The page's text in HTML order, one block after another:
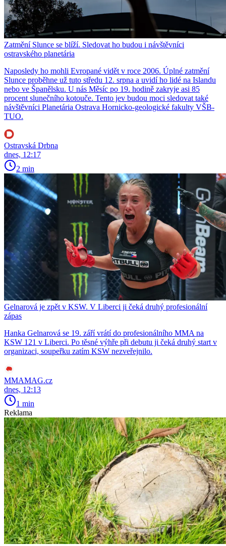
Zatmění Slunce se blíží. Sledovat ho budou i návštěvníci
ostravského planetária
Naposledy ho mohli Evropané vidět v roce 2006. Úplné zatmění
Slunce proběhne už tuto středu 12. srpna a uvidí ho lidé na Islandu
nebo ve Španělsku. U nás Měsíc po 19. hodině zakryje asi 85
procent slunečního kotouče. Tento jev budou moci sledovat také
návštěvníci Planetária Ostrava Hornicko-geologické fakulty VŠB-
TUO.
Ostravská Drbna
dnes, 12:17
2 min
Gelnarová je zpět v KSW. V Liberci ji čeká druhý profesionální
zápas
Hanka Gelnarová se 19. září vrátí do profesionálního MMA na
KSW 121 v Liberci. Po těsné výhře při debutu ji čeká druhý start v
organizaci, soupeřku zatím KSW nezveřejnilo.
MMAMAG.cz
dnes, 12:13
1 min
Reklama